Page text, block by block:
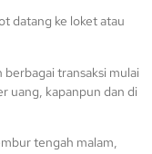
datang ke loket atau
transaksi mulai
uang, kapanpun dan di
tengah malam,